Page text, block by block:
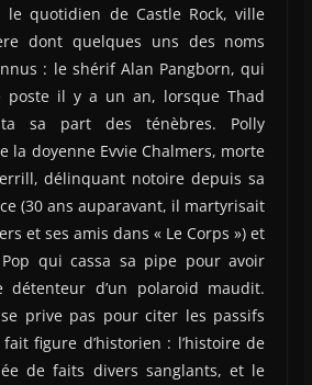
quotidien de Castle Rock, ville
dont quelques uns des noms
: le shérif Alan Pangborn, qui
poste il y a un an, lorsque Thad
sa part des ténèbres. Polly
la doyenne Evvie Chalmers, morte
délinquant notoire depuis sa
(30 ans auparavant, il martyrisait
et ses amis dans « Le Corps ») et
qui cassa sa pipe pour avoir
détenteur d’un polaroid maudit.
prive pas pour citer les passifs
figure d’historien : l’histoire de
de faits divers sanglants, et le